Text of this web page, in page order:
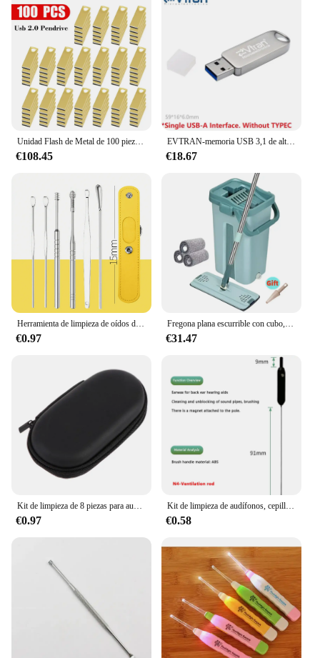
Unidad Flash de Metal de 100 piezas, Pen drive de 32GB, 16GB, 64GB, logo gratis, disco U de 8GB y 4GB
€108.45
EVTRAN-memoria USB 3,1 de alta velocidad para teléfono móvil, unidad flash SSD de 460 M/s, 64G, 128G, 256G, USB 3,1, tipo c
€18.67
Herramienta de limpieza de oídos de acero inoxidable, Kit de selección de oreja y bolsa de almacenamiento, herramienta removedora de cera de oído, 1 ud.
€0.97
Fregona plana escurrible con cubo, manos libres, almohadillas de microfibra, uso húmedo o seco en laminado de madera dura
€31.47
Kit de limpieza de 8 piezas para audífonos, cepillo limpiador de ventilación, juego de herramientas de bucle de cera Magne de alambre
€0.97
Kit de limpieza de audífonos, cepillo limpiador de ventilación, alambre, Magne, herramientas de bucle de cera, 1-9 piezas
€0.58